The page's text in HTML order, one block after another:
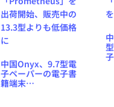
中国Onyx、9.7型電
子ペーパーの電子書
籍端末